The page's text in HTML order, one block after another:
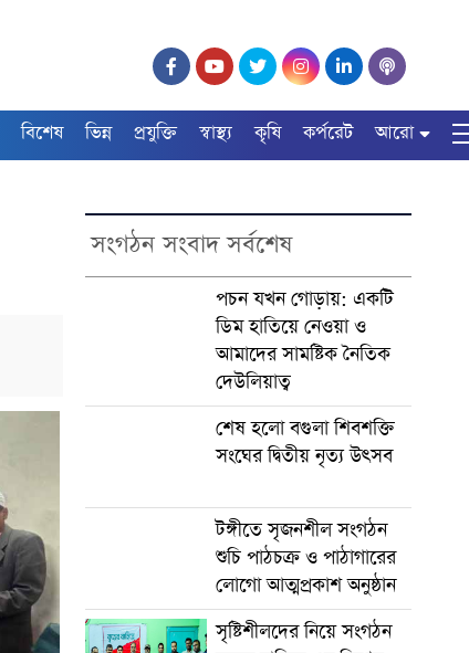
বিশেষ ভিন্ন প্রযুক্তি স্বাস্থ্য কৃষি কর্পরেট আরো
সংগঠন সংবাদ সর্বশেষ
পচন যখন গোড়ায়: একটি
ডিম হাতিয়ে নেওয়া ও
আমাদের সামষ্টিক নৈতিক
দেউলিয়াত্ব
শেষ হলো বগুলা শিবশক্তি
সংঘের দ্বিতীয় নৃত্য উৎসব
টঙ্গীতে সৃজনশীল সংগঠন
শুচি পাঠচক্র ও পাঠাগারের
লোগো আত্মপ্রকাশ অনুষ্ঠান
সৃষ্টিশীলদের নিয়ে সংগঠন